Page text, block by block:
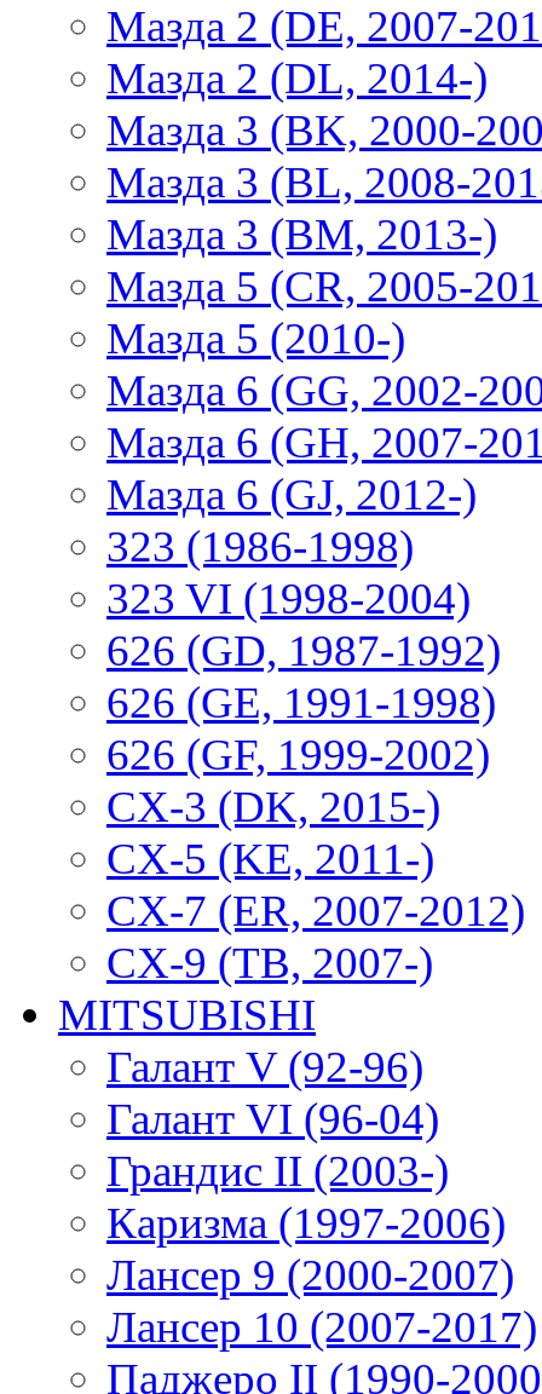
Мазда 2 (DE, 2007-
Мазда 2 (DL, 2014-)
Мазда 3 (BK, 2000-
Мазда 3 (BL, 2008-
Мазда 3 (BM, 2013-)
Мазда 5 (CR, 2005-
Мазда 5 (2010-)
Мазда 6 (GG, 2002-
Мазда 6 (GH, 2007-
Мазда 6 (GJ, 2012-)
323 (1986-1998)
323 VI (1998-2004)
626 (GD, 1987-1992)
626 (GE, 1991-1998)
626 (GF, 1999-2002)
CX-3 (DK, 2015-)
CX-5 (KE, 2011-)
CX-7 (ER, 2007-2012)
CX-9 (TB, 2007-)
MITSUBISHI
Галант V (92-96)
Галант VI (96-04)
Грандис II (2003-)
Каризма (1997-2006)
Лансер 9 (2000-2007)
Лансер 10 (2007-2017)
Паджеро II (1990-